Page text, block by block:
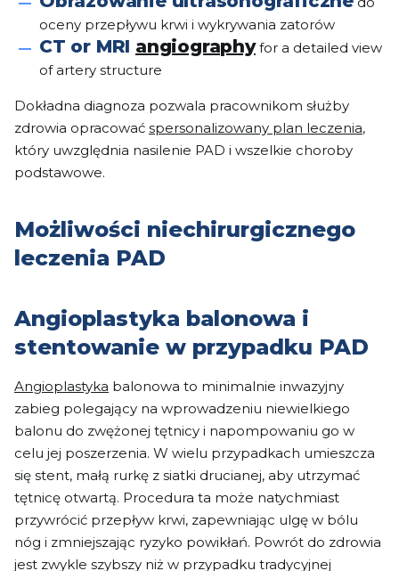
oceny przepływu krwi i wykrywania zatorów
CT or MRI angiographyfor a detailed view
of artery structure
Dokładna diagnoza pozwala pracownikom służby
zdrowia opracować spersonalizowany plan leczenia,
który uwzględnia nasilenie PAD i wszelkie choroby
podstawowe.
Możliwości niechirurgicznego
leczenia PAD
Angioplastyka balonowa i
stentowanie w przypadku PAD
Angioplastyka balonowa to minimalnie inwazyjny
zabieg polegający na wprowadzeniu niewielkiego
balonu do zwężonej tętnicy i napompowaniu go w
celu jej poszerzenia. W wielu przypadkach umieszcza
się stent, małą rurkę z siatki drucianej, aby utrzymać
tętnicę otwartą. Procedura ta może natychmiast
przywrócić przepływ krwi, zapewniając ulgę w bólu
nóg i zmniejszając ryzyko powikłań. Powrót do zdrowia
jest zwykle szybszy niż w przypadku tradycyjnej